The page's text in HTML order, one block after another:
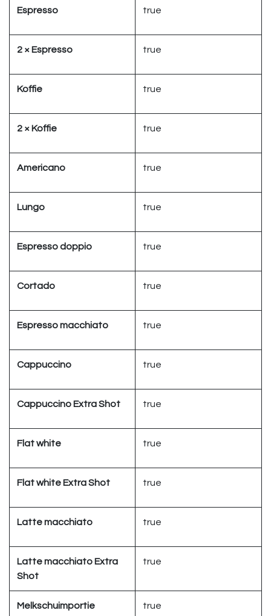
Espresso true
2 × Espresso true
Koffie true
2 × Koffie true
Americano true
Lungo true
Espresso doppio true
Cortado true
Espresso macchiato true
Cappuccino true
Cappuccino Extra Shot true
Flat white true
Flat white Extra Shot true
Latte macchiato true
Latte macchiato Extra
Shot
true
Melkschuimportie true